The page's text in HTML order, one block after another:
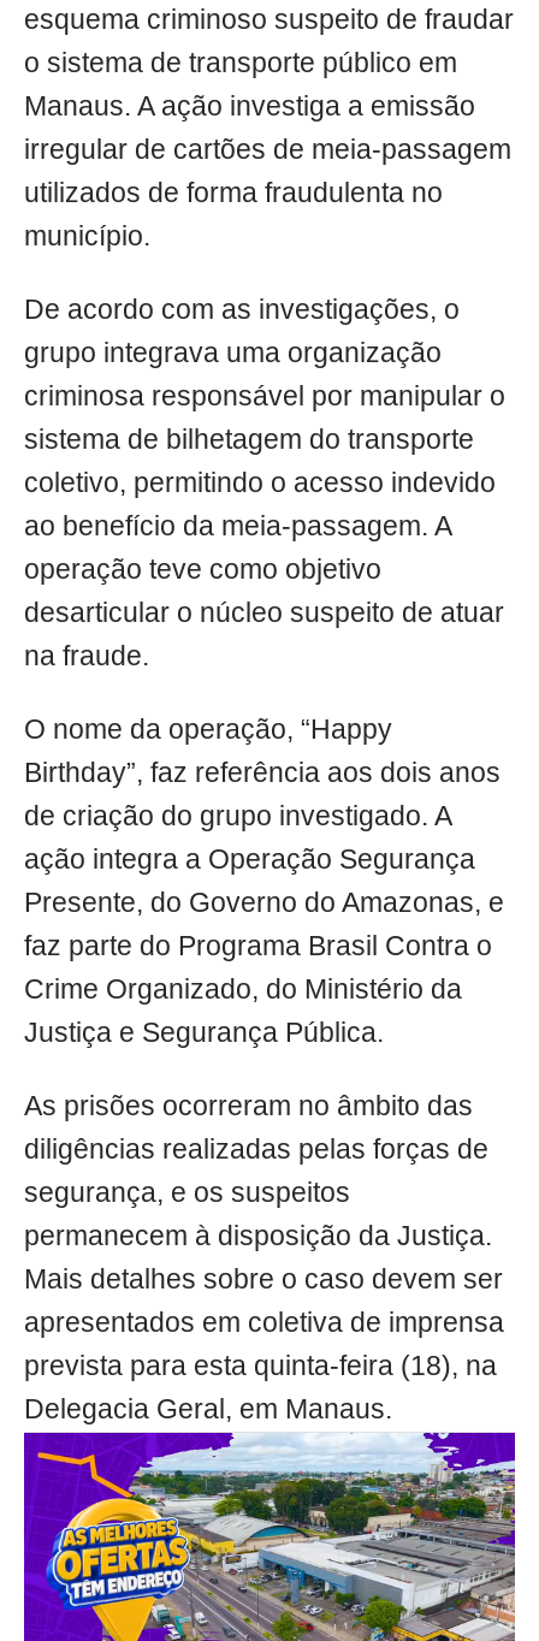
esquema criminoso suspeito de fraudar
o sistema de transporte público em
Manaus. A ação investiga a emissão
irregular de cartões de meia-passagem
utilizados de forma fraudulenta no
município.
De acordo com as investigações, o
grupo integrava uma organização
criminosa responsável por manipular o
sistema de bilhetagem do transporte
coletivo, permitindo o acesso indevido
ao benefício da meia-passagem. A
operação teve como objetivo
desarticular o núcleo suspeito de atuar
na fraude.
O nome da operação, “Happy
Birthday”, faz referência aos dois anos
de criação do grupo investigado. A
ação integra a Operação Segurança
Presente, do Governo do Amazonas, e
faz parte do Programa Brasil Contra o
Crime Organizado, do Ministério da
Justiça e Segurança Pública.
As prisões ocorreram no âmbito das
diligências realizadas pelas forças de
segurança, e os suspeitos
permanecem à disposição da Justiça.
Mais detalhes sobre o caso devem ser
apresentados em coletiva de imprensa
prevista para esta quinta-feira (18), na
Delegacia Geral, em Manaus.